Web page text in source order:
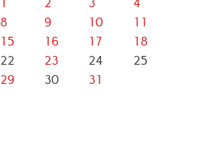
1 2 3
4
8 9 10
11
15 16 17
18
22 23 24
25
29 30
31